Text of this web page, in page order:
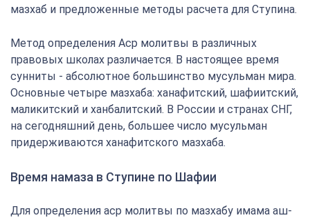
мазхаб и предложенные методы расчета для Ступина.
Метод определения Аср молитвы в различных
правовых школах различается. В настоящее время
сунниты - абсолютное большинство мусульман мира.
Основные четыре мазхаба: ханафитский, шафиитский,
маликитский и ханбалитский. В России и странах СНГ,
на сегодняшний день, большее число мусульман
придерживаются ханафитского мазхаба.
Время намаза в Ступине по Шафии
Для определения аср молитвы по мазхабу имама аш-